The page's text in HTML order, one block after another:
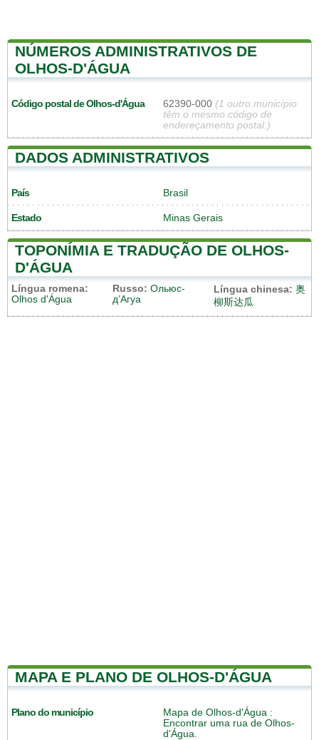
NÚMEROS ADMINISTRATIVOS DE
OLHOS-D'ÁGUA
Código postal de Olhos-d'Água 62390-000 (1 outro município
têm o mesmo código de
endereçamento postal.)
DADOS ADMINISTRATIVOS
País Brasil
Estado Minas Gerais
TOPONÍMIA E TRADUÇÃO DE OLHOS-
D'ÁGUA
Língua romena:
Olhos d'Água
Russo: Ольюс-
д’Агуа
Língua chinesa: 奥
柳斯达瓜
MAPA E PLANO DE OLHOS-D'ÁGUA
Plano do município Mapa de Olhos-d'Água :
Encontrar uma rua de Olhos-
d'Água.